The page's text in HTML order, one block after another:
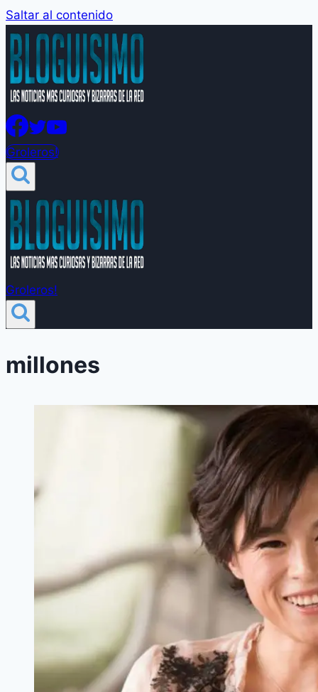
Saltar al contenido
Groleros!
Groleros!
millones